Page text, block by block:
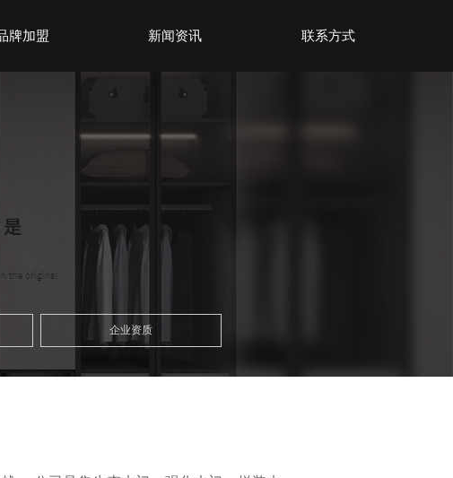
牌加盟 新闻资讯 联系方式
企业资质